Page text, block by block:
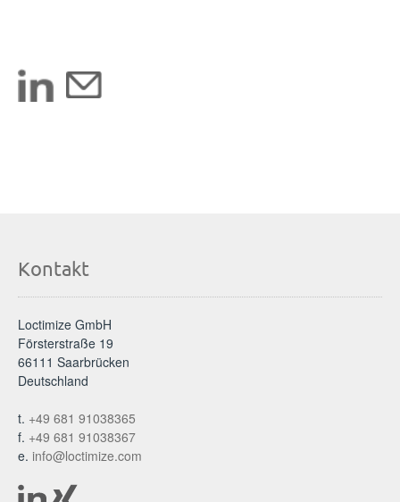
Kontakt
Loctimize GmbH
Försterstraße 19
66111 Saarbrücken
Deutschland
t. +49 681 91038365
f. +49 681 91038367
e. info@loctimize.com